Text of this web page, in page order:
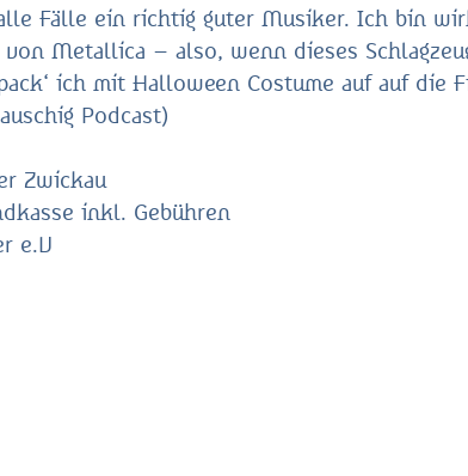
Fälle ein richtig guter Musiker. Ich bin
Metallica – also, wenn dieses
ich mit Halloween Costume auf auf die
Podcast)
Zwickau
inkl. Gebühren
e.V